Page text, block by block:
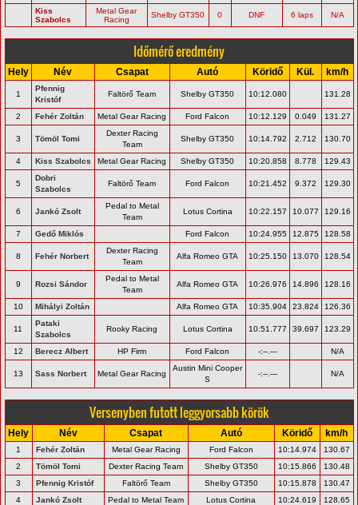
Kiss
Szabolcs
Metal Gear
Racing
Shelby GT350 0 DNF 6 laps N/A
Időmérő eredmény
Hely Név Csapat Autó Köridő Kül. km/h
1
Pfennig
Kristóf
Faltörő Team Shelby GT350 10:12.080 131.28
2 Fehér Zoltán Metal Gear Racing Ford Falcon 10:12.129 0.049 131.27
3 Tömöl Tomi
Dexter Racing
Team
Shelby GT350 10:14.792 2.712 130.70
4 Kiss Szabolcs Metal Gear Racing Shelby GT350 10:20.858 8.778 129.43
5
Dobri
Szabolcs
Faltörő Team Ford Falcon 10:21.452 9.372 129.30
6 Jankó Zsolt
Pedal to Metal
Team
Lotus Cortina 10:22.157 10.077 129.16
7 Gedő Miklós Ford Falcon 10:24.955 12.875 128.58
8 Fehér Norbert
Dexter Racing
Team
Alfa Romeo GTA 10:25.150 13.070 128.54
9 Rozsi Sándor
Pedal to Metal
Team
Alfa Romeo GTA 10:26.976 14.896 128.16
10 Mihályi Zoltán Alfa Romeo GTA 10:35.904 23.824 126.36
11
Pataki
Szabolcs
Rooky Racing Lotus Cortina 10:51.777 39.697 123.29
12 Berecz Albert HP Firm Ford Falcon -:--.--- N/A
13 Sass Norbert Metal Gear Racing
Austin Mini Cooper
S
-:--.--- N/A
Versenyben futott leggyorsabb körök
Hely Név Csapat Autó Köridő km/h
1 Fehér Zoltán Metal Gear Racing Ford Falcon 10:14.974
130.67
2
Tömöl Tomi Dexter Racing Team Shelby GT350 10:15.866
130.48
3
Pfennig Kristóf Faltörő Team Shelby GT350 10:15.878
130.47
4
Jankó Zsolt Pedal to Metal Team Lotus Cortina 10:24.619
128.65